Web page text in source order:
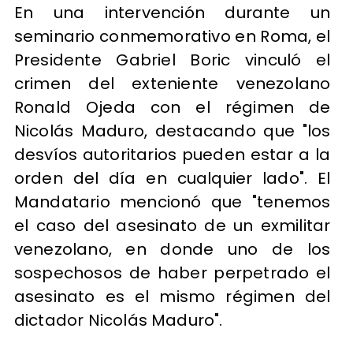
En una intervención durante un
seminario conmemorativo en Roma, el
Presidente Gabriel Boric vinculó el
crimen del exteniente venezolano
Ronald Ojeda con el régimen de
Nicolás Maduro, destacando que "los
desvíos autoritarios pueden estar a la
orden del día en cualquier lado". El
Mandatario mencionó que "tenemos
el caso del asesinato de un exmilitar
venezolano, en donde uno de los
sospechosos de haber perpetrado el
asesinato es el mismo régimen del
dictador Nicolás Maduro".